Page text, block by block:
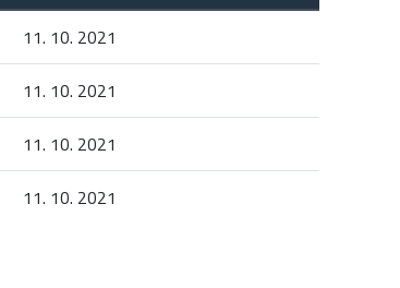
11. 10. 2021
11. 10. 2021
11. 10. 2021
11. 10. 2021